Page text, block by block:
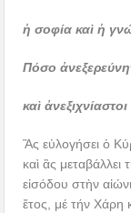
ἡ σοφία καὶ ἡ
Πόσο
καὶ
Ἂς εὐλογήσει ὁ
καὶ ἂς
εἰσόδου στὴν
ἔτος, μέ τήν Χάρη